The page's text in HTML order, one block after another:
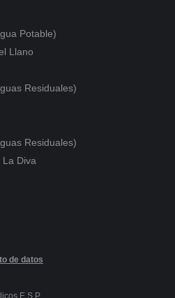
Potable)
Llano
Residuales)
Residuales)
Diva
de datos
E.S.P